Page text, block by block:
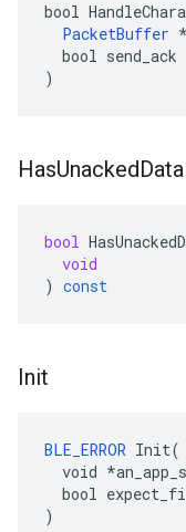
bool
PacketBuffer
  bool send_ack
)
HasUnackedData
bool
void
) const
Init
BLE_ERROR Init(
void
bool
)